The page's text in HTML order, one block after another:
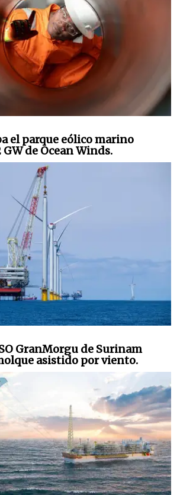
el parque eólico marino
de Ocean Winds.
GranMorgu de Surinam
asistido por viento.